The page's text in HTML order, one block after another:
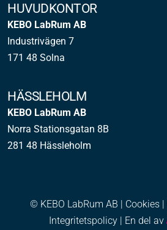
HUVUDKONTOR
KEBO LabRum AB
Industrivägen 7
171 48 Solna
HÄSSLEHOLM
KEBO LabRum AB
Norra Stationsgatan 8B
281 48 Hässleholm
© KEBO LabRum AB | Cookies|
Integritetspolicy | En del av